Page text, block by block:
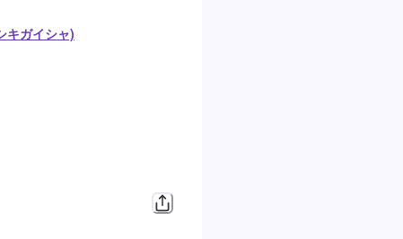
キガイシャ)